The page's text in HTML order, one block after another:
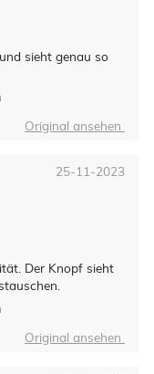
sieht genau so
Original ansehen
Der Knopf sieht
25-11-2023
Original ansehen